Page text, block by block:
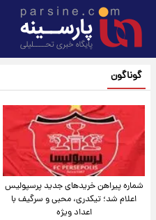
گوناگون
شماره پیراهن خریدهای جدید پرسپولیس
اعلام شد؛ تیکدری، محبی و سرگیف با
اعداد ویژه